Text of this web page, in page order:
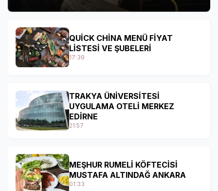
QUİCK CHİNA MENÜ FİYAT
LİSTESİ VE ŞUBELERİ
17:39
TRAKYA ÜNİVERSİTESİ
UYGULAMA OTELİ MERKEZ
EDİRNE
21:57
MEŞHUR RUMELİ KÖFTECİSİ
MUSTAFA ALTINDAĞ ANKARA
01:33